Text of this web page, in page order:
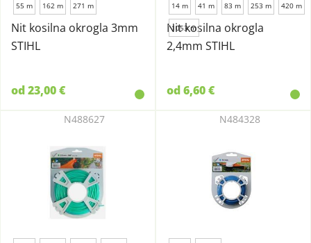
55 m 162 m 271 m
Nit kosilna okrogla 3mm
STIHL
od 23,00 €
14 m 41 m 83 m 253 m 420 m
1053 m
Nit kosilna okrogla
2,4mm STIHL
od 6,60 €
N488627 N484328